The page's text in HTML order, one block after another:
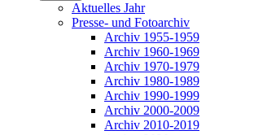
Aktuelles Jahr
Presse- und Fotoarchiv
Archiv 1955-1959
Archiv 1960-1969
Archiv 1970-1979
Archiv 1980-1989
Archiv 1990-1999
Archiv 2000-2009
Archiv 2010-2019